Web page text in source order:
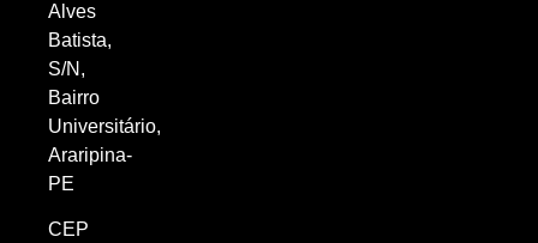
Alves
Batista,
S/N,
Bairro
Universitário,
Araripina-
PE
CEP